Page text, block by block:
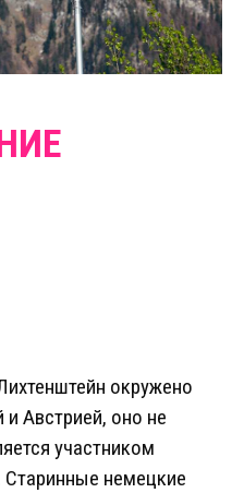
окружено
Австрией, оно не
участником
немецкие